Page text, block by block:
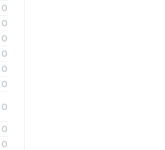
0
0
0
0
0
0
0
0
0